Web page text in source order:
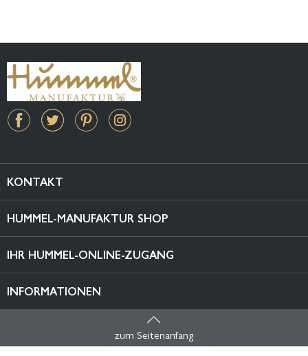
KONTAKT
HUMMEL-MANUFAKTUR SHOP
IHR HUMMEL-ONLINE-ZUGANG
INFORMATIONEN
zum Seitenanfang